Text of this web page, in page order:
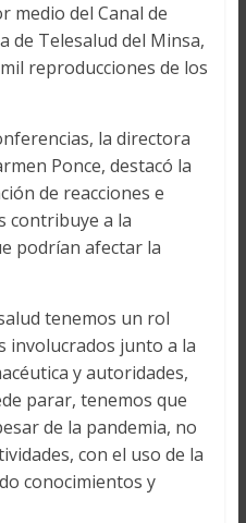
medio del Canal de
de Telesalud del Minsa,
reproducciones de los
la directora
Ponce, destacó la
de reacciones e
contribuye a la
podrían afectar la
tenemos un rol
involucrados junto a la
y autoridades,
parar, tenemos que
de la pandemia, no
con el uso de la
conocimientos y